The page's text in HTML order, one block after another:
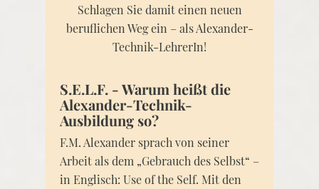
Schlagen Sie damit einen neuen
beruflichen Weg ein – als Alexander-
Technik-LehrerIn!
S.E.L.F. - Warum heißt die
Alexander-Technik-
Ausbildung so?
F.M. Alexander sprach von seiner
Arbeit als dem „Gebrauch des Selbst“ –
in Englisch: Use of the Self. Mit den